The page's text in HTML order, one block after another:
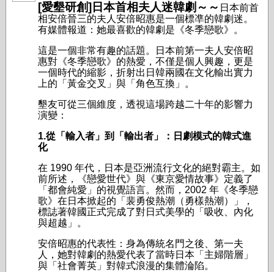
[愛墾研創]日本首相夫人迷韓劇～～ 日本前首
相安倍晉三的夫人安倍昭惠是一個標凖的韓劇迷。
有媒體報道：她最喜歡的韓劇是《冬季戀歌》。
這是一個非常有趣的話題。日本前第一夫人安倍昭
惠對《冬季戀歌》的熱愛，不僅是個人興趣，更是
一個時代的縮影，折射出日韓兩國在文化輸出實力
上的「黃金交叉」與「角色互換」。
墾友可從三個維度，透視這場跨越二十年的影響力
演變：
1.從「輸入者」到「輸出者」：日劇模式的韓式進
化
在 1990 年代，日本是亞洲流行文化的絕對霸主。如
前所述，《戀愛世代》與《東京愛情故事》定義了
「都會純愛」的視覺語言。然而，2002 年《冬季戀
歌》在日本掀起的「裴勇俊熱潮（勇樣熱潮）」，
標誌著韓國正式完成了對日式美學的「吸收、內化
與超越」。
安倍昭惠的代表性：身為傳統名門之後、第一夫
人，她對韓劇的熱愛代表了當時日本「主婦階層」
與「社會菁英」對韓式浪漫的集體淪陷。